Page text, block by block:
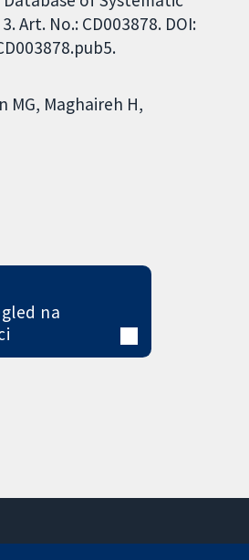
Art. No.: CD003878. DOI:
MG Maghaireh H
na